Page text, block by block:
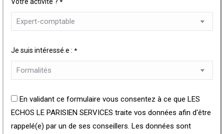
*
Je suis intéressé.e : *
En validant ce formulaire vous consentez à ce que LES
ECHOS LE PARISIEN SERVICES traite vos données afin d'être
rappelé(e) par un de ses conseillers. Les données sont